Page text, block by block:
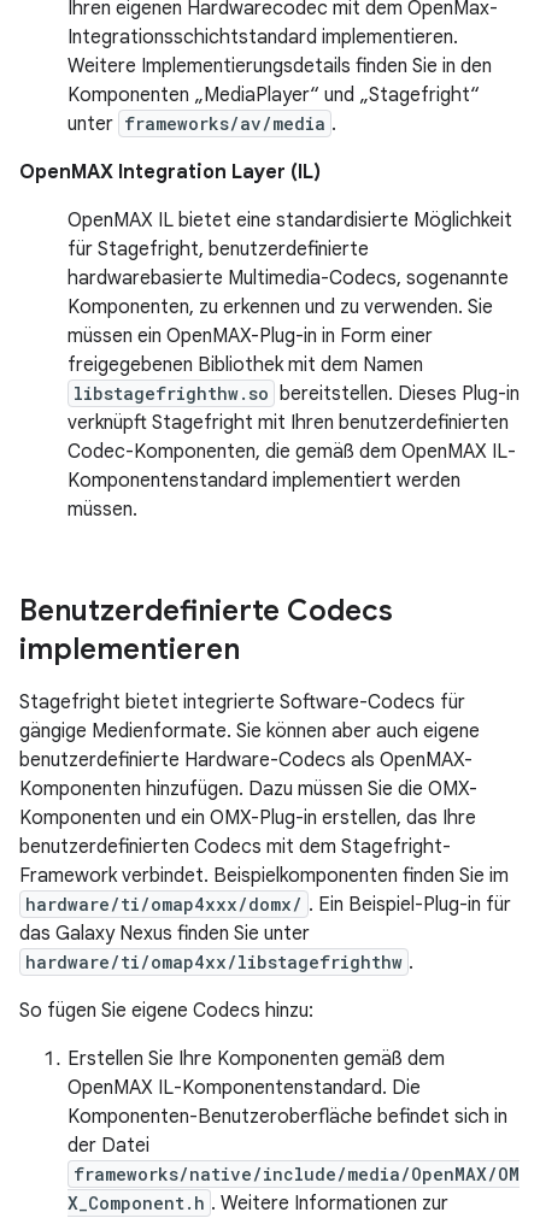
Ihren eigenen Hardwarecodec mit dem OpenMax-
Integrationsschichtstandard implementieren.
Weitere Implementierungsdetails finden Sie in den
Komponenten „MediaPlayer“ und „Stagefright“
unter frameworks/av/media .
OpenMAX Integration Layer (IL)
OpenMAX IL bietet eine standardisierte Möglichkeit
für Stagefright, benutzerdefinierte
hardwarebasierte Multimedia-Codecs, sogenannte
Komponenten, zu erkennen und zu verwenden. Sie
müssen ein OpenMAX-Plug-in in Form einer
freigegebenen Bibliothek mit dem Namen
libstagefrighthw.so
bereitstellen. Dieses Plug-in
verknüpft Stagefright mit Ihren benutzerdefinierten
Codec-Komponenten, die gemäß dem OpenMAX IL-
Komponentenstandard implementiert werden
müssen.
Benutzerdefinierte Codecs
implementieren
Stagefright bietet integrierte Software-Codecs für
gängige Medienformate. Sie können aber auch eigene
benutzerdefinierte Hardware-Codecs als OpenMAX-
Komponenten hinzufügen. Dazu müssen Sie die OMX-
Komponenten und ein OMX-Plug-in erstellen, das Ihre
benutzerdefinierten Codecs mit dem Stagefright-
Framework verbindet. Beispielkomponenten finden Sie im
hardware/ti/omap4xxx/domx/ . Ein Beispiel-Plug-in für
das Galaxy Nexus finden Sie unter
hardware/ti/omap4xx/libstagefrighthw .
So fügen Sie eigene Codecs hinzu:
Erstellen Sie Ihre Komponenten gemäß dem
OpenMAX IL-Komponentenstandard. Die
Komponenten-Benutzeroberfläche befindet sich in
der Datei
frameworks/native/include/media/OpenMAX/OM
X_Component.h . Weitere Informationen zur